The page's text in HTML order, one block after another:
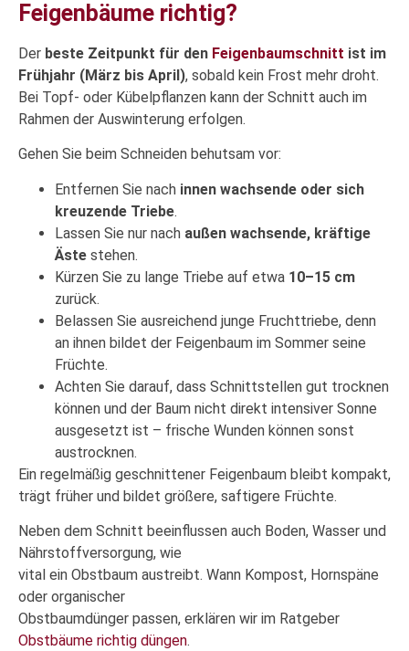
Feigenbäume richtig?
Der beste Zeitpunkt für den Feigenbaumschnitt ist im
Frühjahr (März bis April), sobald kein Frost mehr droht.
Bei Topf- oder Kübelpflanzen kann der Schnitt auch im
Rahmen der Auswinterung erfolgen.
Gehen Sie beim Schneiden behutsam vor:
Entfernen Sie nach innen wachsende oder sich
kreuzende Triebe.
Lassen Sie nur nach außen wachsende, kräftige
Äste stehen.
Kürzen Sie zu lange Triebe auf etwa 10–15 cm
zurück.
Belassen Sie ausreichend junge Fruchttriebe, denn
an ihnen bildet der Feigenbaum im Sommer seine
Früchte.
Achten Sie darauf, dass Schnittstellen gut trocknen
können und der Baum nicht direkt intensiver Sonne
ausgesetzt ist – frische Wunden können sonst
austrocknen.
Ein regelmäßig geschnittener Feigenbaum bleibt kompakt,
trägt früher und bildet größere, saftigere Früchte.
Neben dem Schnitt beeinflussen auch Boden, Wasser und
Nährstoffversorgung, wie
vital ein Obstbaum austreibt. Wann Kompost, Hornspäne
oder organischer
Obstbaumdünger passen, erklären wir im Ratgeber
Obstbäume richtig düngen.